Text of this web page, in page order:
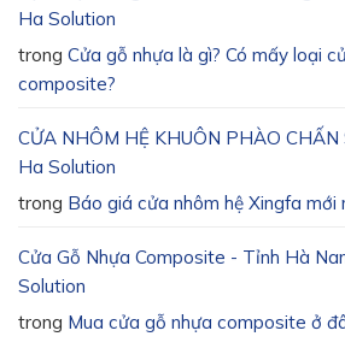
Ha Solution
trong Cửa gỗ nhựa là gì? Có mấy loại
composite?
CỬA NHÔM HỆ KHUÔN PHÀO
Ha Solution
trong Báo giá cửa nhôm hệ Xingfa mới
Cửa Gỗ Nhựa Composite - Tỉnh Hà
Solution
trong Mua cửa gỗ nhựa composite ở